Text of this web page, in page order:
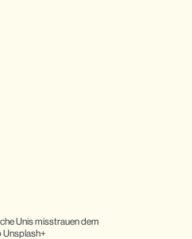
Unis misstrauen dem
Unsplash+